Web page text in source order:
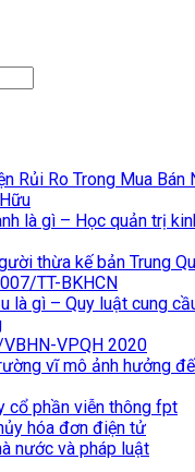
Rủi Ro Trong Mua
là gì – Học quản trị
thừa kế bản Trung
TT-BKHCN
là gì – Quy luật cung
VPQH 2020
vĩ mô ảnh hưởng
cổ phần viễn thông fpt
hóa đơn điện tử
nước và pháp luật